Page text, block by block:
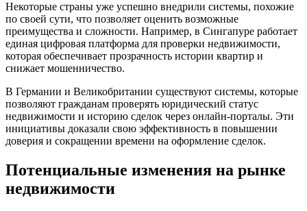
Некоторые страны уже успешно внедрили системы, похожие
по своей сути, что позволяет оценить возможные
преимущества и сложности. Например, в Сингапуре работает
единая цифровая платформа для проверки недвижимости,
которая обеспечивает прозрачность истории квартир и
снижает мошенничество.
В Германии и Великобритании существуют системы, которые
позволяют гражданам проверять юридический статус
недвижимости и историю сделок через онлайн-порталы. Эти
инициативы доказали свою эффективность в повышении
доверия и сокращении времени на оформление сделок.
Потенциальные изменения на рынке
недвижимости